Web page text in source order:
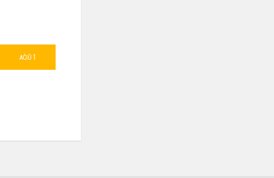
AČIŪ 1